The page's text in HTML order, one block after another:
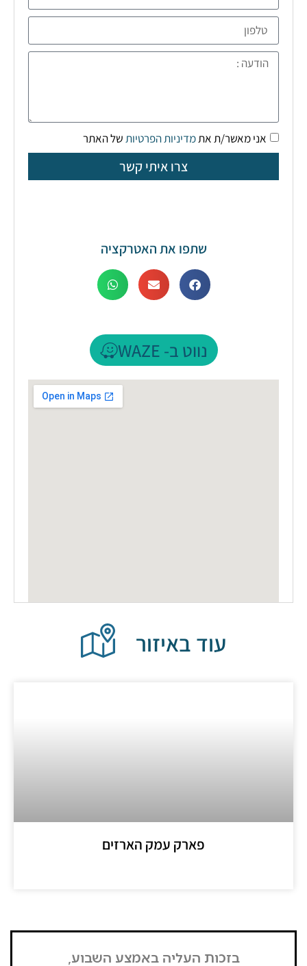
אני מאשר/ת אתמדיניות הפרטיותשל האתר
צרו איתי קשר
שתפו את האטרקציה
נווט ב- WAZE
עוד באיזור
פארק עמק הארזים
בזכות העליה באמצע השבוע,